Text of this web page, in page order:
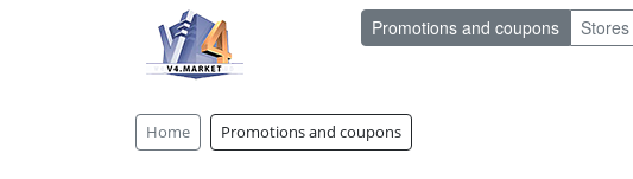
Promotions and coupons Stores
Home Promotions and coupons